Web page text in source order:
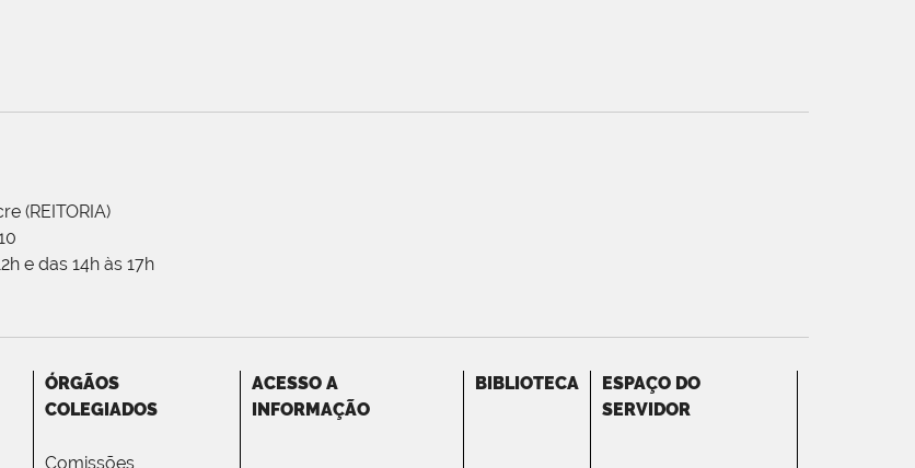
(REITORIA)
e das 14h às 17h
ÓRGÃOS
COLEGIADOS
Comissões
ACESSO A
INFORMAÇÃO
BIBLIOTECA
ESPAÇO DO
SERVIDOR